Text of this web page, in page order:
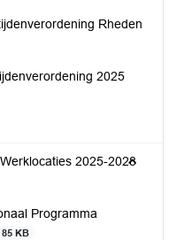
Rheden
2025
2025-2028
Programma
85 KB